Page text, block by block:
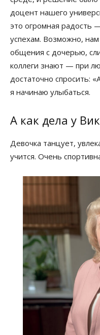
доцент нашего
это огромная радость
успехам. Возможно,
общения с дочерью,
коллеги знают — при
достаточно спросить:
я начинаю улыбаться.
А как дела у
Девочка танцует,
учится. Очень